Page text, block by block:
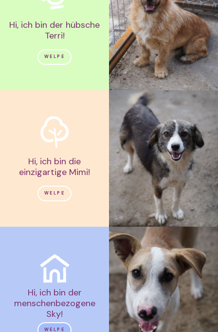
Hi, ich bin der hübsche
Terri!
WELPE
Hi, ich bin die
einzigartige Mimi!
WELPE
Hi, ich bin der
menschenbezogene
Sky!
WELPE